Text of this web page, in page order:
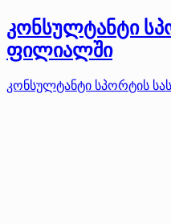
კონსულტანტი
ფილიალში
კონსულტანტი სპორტის